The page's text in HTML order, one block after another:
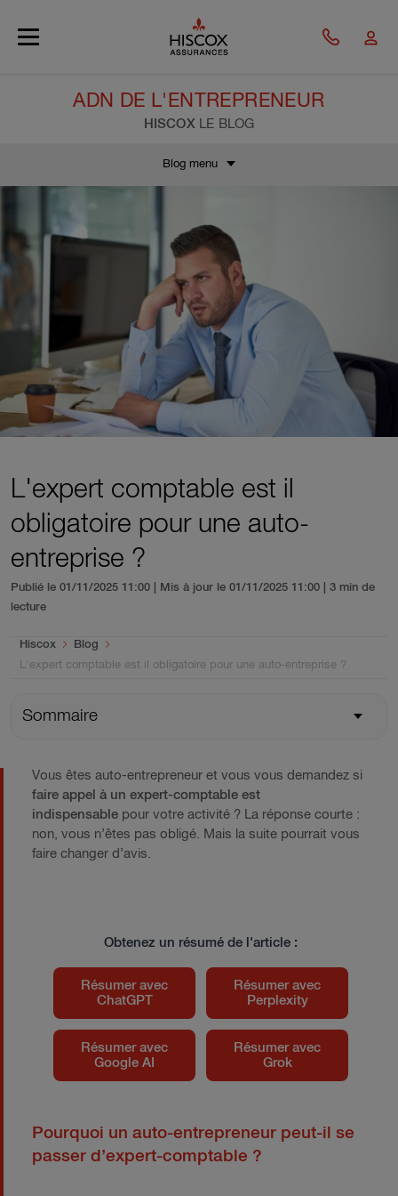
ADN DE L'ENTREPRENEUR
HISCOX LE BLOG
Blog menu
L'expert comptable est il
obligatoire pour une auto-
entreprise ?
Publié le 01/11/2025 11:00 | Mis à jour le 01/11/2025 11:00
| 3 min de
lecture
You are here:
Hiscox
Blog
L'expert comptable est il obligatoire pour une auto-entreprise ?
Sommaire
Vous êtes auto-entrepreneur et vous vous demandez si
faire appel à un expert-comptable est
indispensable pour votre activité ? La réponse courte :
non, vous n’êtes pas obligé. Mais la suite pourrait vous
faire changer d’avis.
Obtenez un résumé de l'article :
Résumer avec
ChatGPT
Résumer avec
Perplexity
Résumer avec
Google AI
Résumer avec
Grok
Pourquoi un auto-entrepreneur peut-il se
passer d’expert-comptable ?